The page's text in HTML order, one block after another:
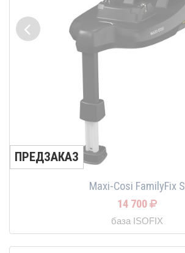
ПРЕДЗАКАЗ
Maxi-Cosi FamilyFix S
14 700
база ISOFIX